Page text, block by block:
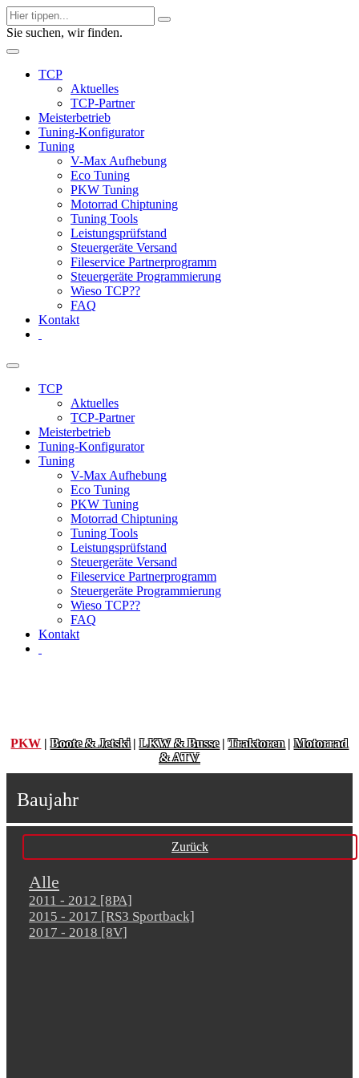
Sie suchen, wir finden.
TCP
Aktuelles
TCP-Partner
Meisterbetrieb
Tuning-Konfigurator
Tuning
V-Max Aufhebung
Eco Tuning
PKW Tuning
Motorrad Chiptuning
Tuning Tools
Leistungsprüfstand
Steuergeräte Versand
Fileservice Partnerprogramm
Steuergeräte Programmierung
Wieso TCP??
FAQ
Kontakt
TCP
Aktuelles
TCP-Partner
Meisterbetrieb
Tuning-Konfigurator
Tuning
V-Max Aufhebung
Eco Tuning
PKW Tuning
Motorrad Chiptuning
Tuning Tools
Leistungsprüfstand
Steuergeräte Versand
Fileservice Partnerprogramm
Steuergeräte Programmierung
Wieso TCP??
FAQ
Kontakt
PKW |Boote & Jetski|LKW & Busse|Traktoren|Motorrad
& ATV
Baujahr
Zurück
Alle
2011 - 2012 [8PA]
2015 - 2017 [RS3 Sportback]
2017 - 2018 [8V]